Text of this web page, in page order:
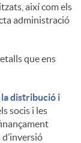
així com els
administració
que ens
distribució i
socis i les